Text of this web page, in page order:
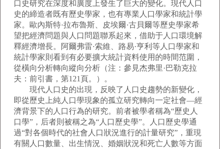
口史研究在深度和廣度上發生了巨大的變化。現代人口
史的締造者既有歷史學家，也有專業人口學家和統計學
家。歐內斯特·拉布魯斯、皮埃爾·古貝爾等歷史學家希
望把經濟問題與人口問題聯系起來，借助于人口環境解
釋經濟增長。阿爾弗雷·索維、路易·亨利等人口學家和
統計學家則看到有必要擴大統計資料使用的時間范圍，
從橫向分析轉向縱向分析（注：參見杰弗里·巴勒克拉
夫：前引書，第121頁。）。
現代人口史的出現，反映了人口史趨勢的新變化，
即從歷史上純人口學現象的孤立研究轉向一定社會—經
濟背景下的人口行為的研究。前者被學者稱為“歷史人
口學”，后者則被稱之為“人口歷史學”。人口歷史學通
過“對各個時代的社會人口狀況進行的計量研究”，重現
有關人口數量、出生情況、婚姻狀況和死亡人數等方面